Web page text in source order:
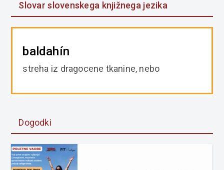
Slovar slovenskega knjižnega jezika
baldahín
streha iz dragocene tkanine, nebo
Dogodki